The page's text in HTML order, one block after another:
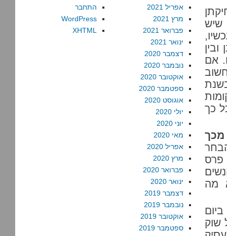
שיש
אם
1951 הלכה כל כך
מכך
פרס
את הנשים
מה
שוק
אפריל 2021
מרץ 2021
פברואר 2021
ינואר 2021
דצמבר 2020
נובמבר 2020
אוקטובר 2020
ספטמבר 2020
אוגוסט 2020
יולי 2020
יוני 2020
מאי 2020
אפריל 2020
מרץ 2020
פברואר 2020
ינואר 2020
דצמבר 2019
נובמבר 2019
אוקטובר 2019
ספטמבר 2019
התחבר
WordPress
XHTML